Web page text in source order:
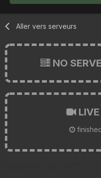
Aller vers serveurs
NO
LIVE